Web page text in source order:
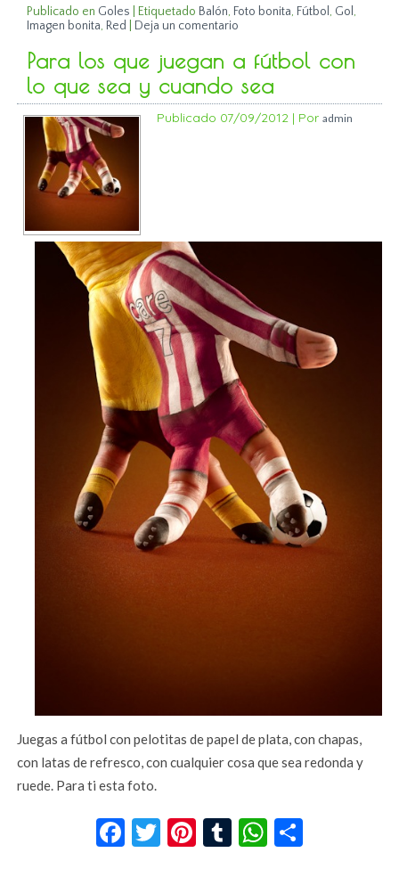
Publicado en Goles Etiquetado Balón, Foto bonita, Fútbol , Gol ,
Imagen bonita, Red Deja un comentario
Para los que juegan a fútbol con
lo que sea y cuando sea
Publicado 07/09/2012 | Por admin
Juegas a fútbol con pelotitas de papel de plata, con chapas,
con latas de refresco, con cualquier cosa que sea redonda y
ruede. Para ti esta foto.
Facebook
Twitter
Pinterest
TumblrWhatsApp